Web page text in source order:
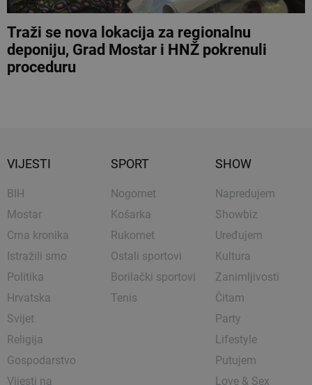
Traži se nova lokacija za regionalnu
deponiju, Grad Mostar i HNŽ pokrenuli
proceduru
VIJESTI
BIH
Mostar
Crna kronika
Istražili smo
Politika
Hrvatska
Svijet
Religija
Gospodarstvo
Vijesti na
SPORT
Nogomet
Košarka
Rukomet
Ostali sportovi
Borilački sportovi
Tenis
SHOW
Napredujem
Showbiz
Uređujem
Kultura
Zanimljivosti
Čitam
Party
Lifestyle
Putujem
Love & Sex